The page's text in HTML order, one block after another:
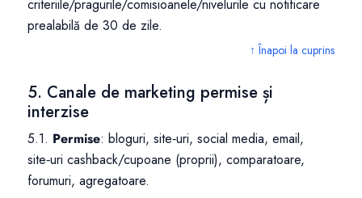
criteriile/pragurile/comisioanele/nivelurile cu notificare
prealabilă de 30 de zile.
↑ Înapoi la cuprins
5. Canale de marketing permise și
interzise
5.1. Permise: bloguri, site‑uri, social media, email,
site‑uri cashback/cupoane (proprii), comparatoare,
forumuri, agregatoare.